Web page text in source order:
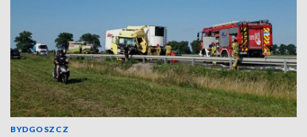
BYDGOSZCZ